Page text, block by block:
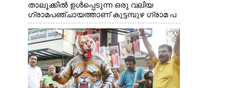
താലൂക്കിൽ ഉൾപ്പെടുന്ന ഒരു വലിയ
ഗ്രാമപഞ്ചായത്താണ് കുട്ടമ്പുഴ ഗ്രാമ പ
ഞ്ചായത്ത്. ആദിവാസി ഊരുകളായ
വെള്ളാരംകുത്ത്, കത്തിപ്പാറ, ഉറിയംപെട്ടി,
തേക്കല്ല്, വെട്ടിക്കല്ല്, മഞ്ചപ്പാറ എന്നീ
ആറു സ്ഥലങ്ങളിലേക്കുള്ള പ്രധാന
സഞ്ചാര മാർഗമാണ് ഈ കാണുന്ന
കടത്ത് വള്ളം